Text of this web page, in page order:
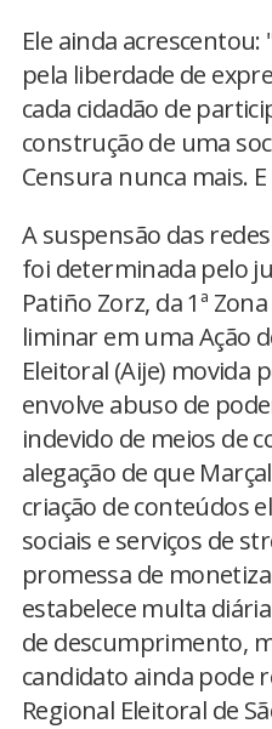
Ele ainda
pela liberdade de
cada cidadão de
construção de uma
Censura nunca mais.
A suspensão das
foi determinada pelo
Patiño Zorz, da 1ª
liminar em uma Ação
Eleitoral (Aije) movida
envolve abuso de
indevido de meios de
alegação de que
criação de conteúdos
sociais e serviços de
promessa de
estabelece multa
de descumprimento,
candidato ainda pode
Regional Eleitoral de